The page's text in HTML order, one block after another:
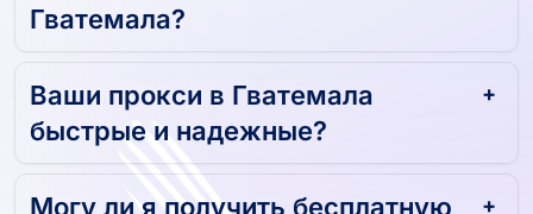
Гватемала?
Ваши прокси в Гватемала
быстрые и надежные?
Могу ли я получить бесплатную